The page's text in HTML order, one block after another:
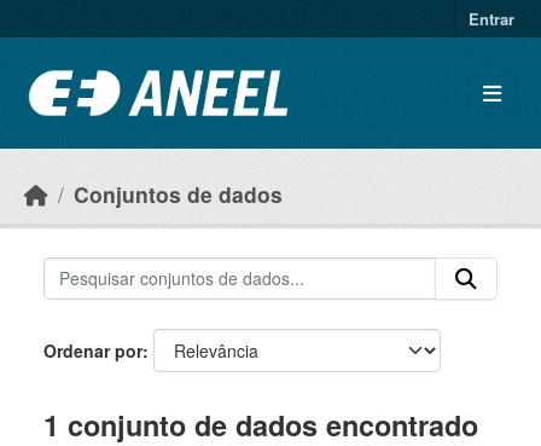
Entrar
Conjuntos de dados
Ordenar por
1 conjunto de dados encontrado